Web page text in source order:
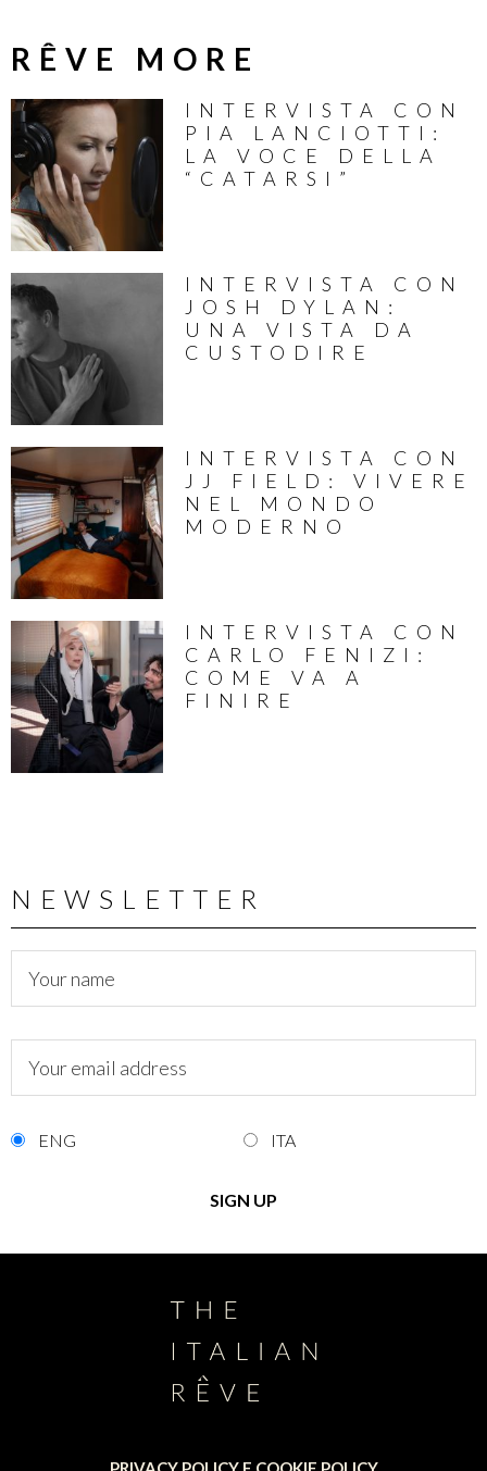
RÊVE MORE
INTERVISTA CON
PIA LANCIOTTI:
LA VOCE DELLA
“CATARSI”
INTERVISTA CON
JOSH DYLAN:
UNA VISTA DA
CUSTODIRE
INTERVISTA CON
JJ FIELD: VIVERE
NEL MONDO
MODERNO
INTERVISTA CON
CARLO FENIZI:
COME VA A
FINIRE
NEWSLETTER
ENG ITA